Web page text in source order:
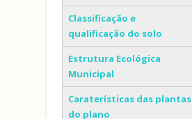
Classificação e
qualificação do solo
Estrutura Ecológica
Municipal
Caraterísticas das plantas
do plano